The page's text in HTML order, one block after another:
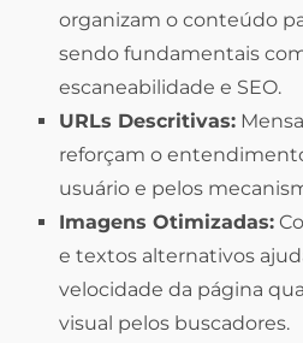
organizam o conteúdo
sendo fundamentais
escaneabilidade e SEO.
URLs Descritivas:
reforçam o
usuário e pelos
Imagens Otimizadas:
e textos alternativos
velocidade da página
visual pelos buscadores.